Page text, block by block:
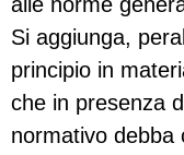
Si aggiunga,
principio in
che in presenza
normativo debba